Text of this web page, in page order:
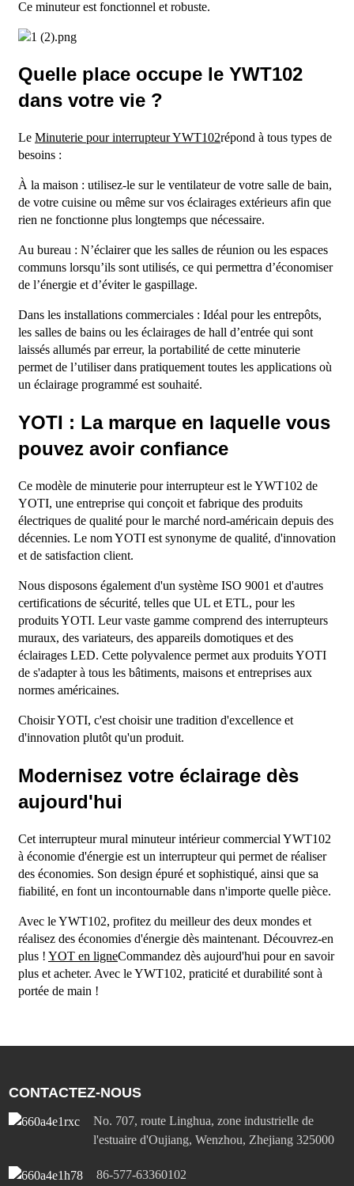
Ce minuteur est fonctionnel et robuste.
Quelle place occupe le YWT102
dans votre vie ?
Le Minuterie pour interrupteur YWT102répond à tous types de
besoins :
À la maison : utilisez-le sur le ventilateur de votre salle de bain,
de votre cuisine ou même sur vos éclairages extérieurs afin que
rien ne fonctionne plus longtemps que nécessaire.
Au bureau : N’éclairer que les salles de réunion ou les espaces
communs lorsqu’ils sont utilisés, ce qui permettra d’économiser
de l’énergie et d’éviter le gaspillage.
Dans les installations commerciales : Idéal pour les entrepôts,
les salles de bains ou les éclairages de hall d’entrée qui sont
laissés allumés par erreur, la portabilité de cette minuterie
permet de l’utiliser dans pratiquement toutes les applications où
un éclairage programmé est souhaité.
YOTI : La marque en laquelle vous
pouvez avoir confiance
Ce modèle de minuterie pour interrupteur est le YWT102 de
YOTI, une entreprise qui conçoit et fabrique des produits
électriques de qualité pour le marché nord-américain depuis des
décennies. Le nom YOTI est synonyme de qualité, d'innovation
et de satisfaction client.
Nous disposons également d'un système ISO 9001 et d'autres
certifications de sécurité, telles que UL et ETL, pour les
produits YOTI. Leur vaste gamme comprend des interrupteurs
muraux, des variateurs, des appareils domotiques et des
éclairages LED. Cette polyvalence permet aux produits YOTI
de s'adapter à tous les bâtiments, maisons et entreprises aux
normes américaines.
Choisir YOTI, c'est choisir une tradition d'excellence et
d'innovation plutôt qu'un produit.
Modernisez votre éclairage dès
aujourd'hui
Cet interrupteur mural minuteur intérieur commercial YWT102
à économie d'énergie est un interrupteur qui permet de réaliser
des économies. Son design épuré et sophistiqué, ainsi que sa
fiabilité, en font un incontournable dans n'importe quelle pièce.
Avec le YWT102, profitez du meilleur des deux mondes et
réalisez des économies d'énergie dès maintenant. Découvrez-en
plus ! YOT en ligneCommandez dès aujourd'hui pour en savoir
plus et acheter. Avec le YWT102, praticité et durabilité sont à
portée de main !
CONTACTEZ-NOUS
No. 707, route Linghua, zone industrielle de
l'estuaire d'Oujiang, Wenzhou, Zhejiang 325000
86-577-63360102